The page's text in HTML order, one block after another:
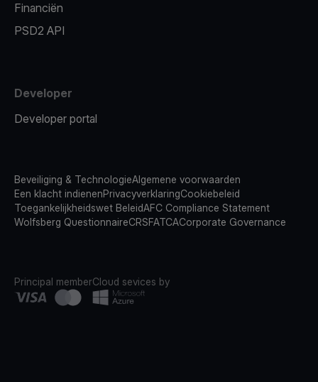
Financiën
PSD2 API
Developer
Developer portal
Beveiliging & TechnologieAlgemene voorwaarden
Een klacht indienenPrivacyverklaringCookiebeleid
Toegankelijkheidswet BeleidAFC Compliance Statement
Wolfsberg QuestionnaireCRSFATCACorporate Governance
Principal memberCloud sevices by